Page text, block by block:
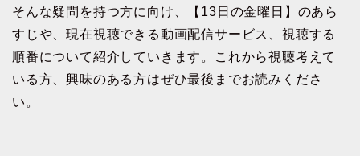
そんな疑問を持つ方に向け、【13日の金曜日】のあら
すじや、現在視聴できる動画配信サービス、視聴する
順番について紹介していきます。これから視聴考えて
いる方、興味のある方はぜひ最後までお読みくださ
い。